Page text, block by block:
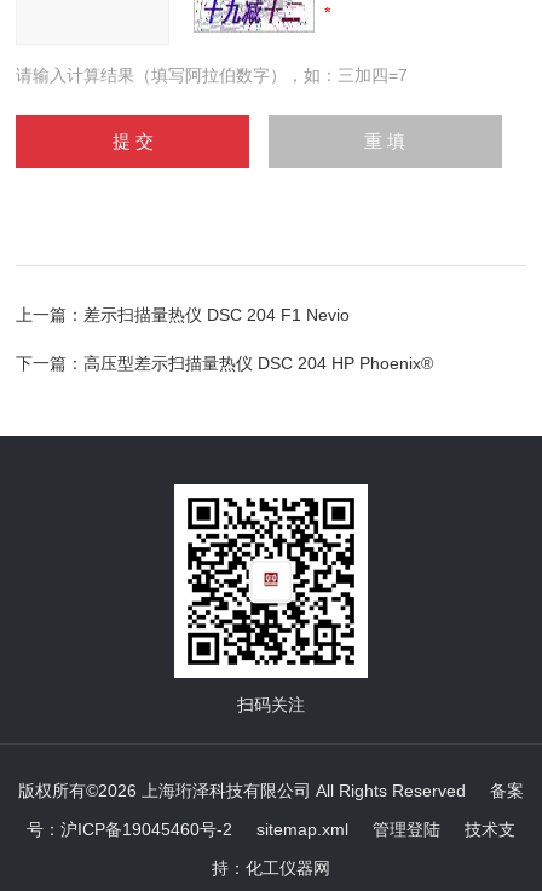
请输入计算结果（填写阿拉伯数字），如：三加四=7
上一篇： 差示扫描量热仪 DSC 204 F1 Nevio
下一篇：高压型差示扫描量热仪 DSC 204 HP Phoenix®
扫码关注
版权所有©2026 上海珩泽科技有限公司 All Rights Reserved 备案
号：沪ICP备19045460号-2
sitemap.xml 管理登陆技术支
持： 化工仪器网